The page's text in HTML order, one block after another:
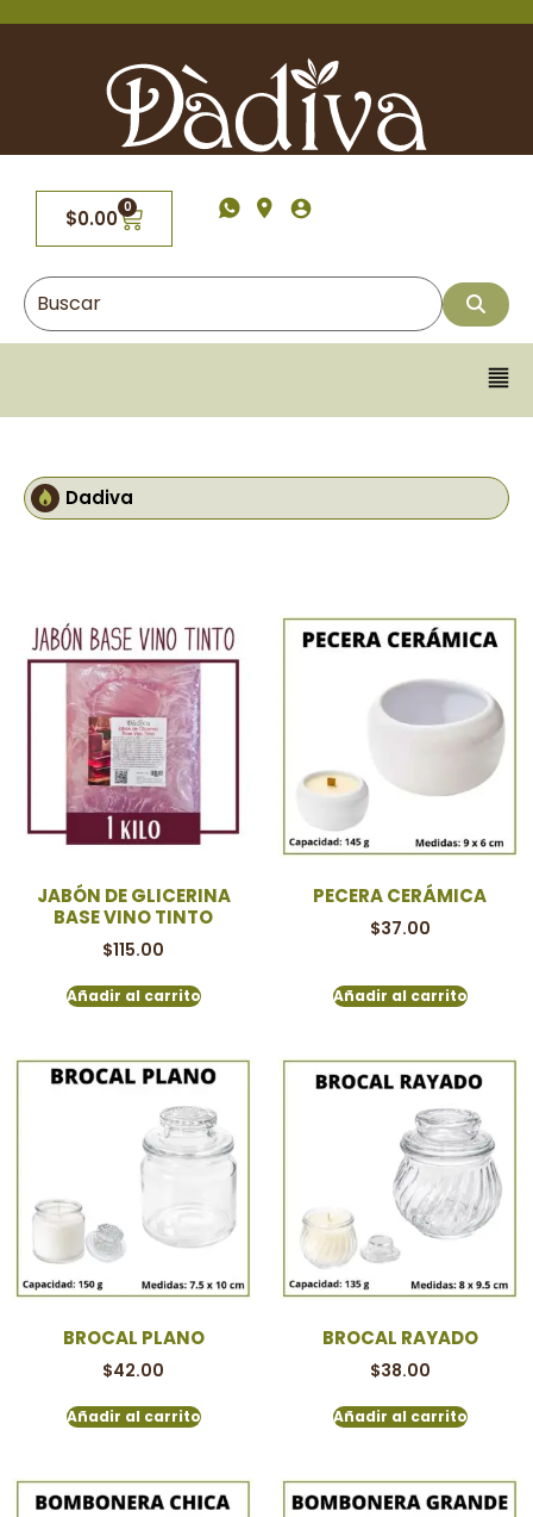
$0.00 0
Dadiva
JABÓN DE GLICERINA
BASE VINO TINTO
$115.00
Añadir al carrito
PECERA CERÁMICA
$37.00
Añadir al carrito
BROCAL PLANO
$42.00
Añadir al carrito
BROCAL RAYADO
$38.00
Añadir al carrito